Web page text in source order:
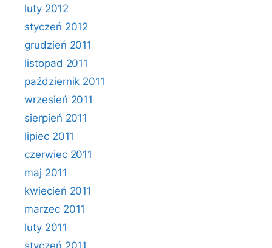
luty 2012
styczeń 2012
grudzień 2011
listopad 2011
październik 2011
wrzesień 2011
sierpień 2011
lipiec 2011
czerwiec 2011
maj 2011
kwiecień 2011
marzec 2011
luty 2011
styczeń 2011